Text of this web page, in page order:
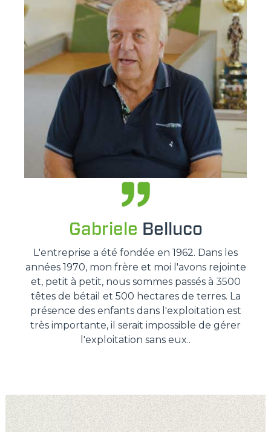
Gabriele Belluco
L'entreprise a été fondée en 1962. Dans les
années 1970, mon frère et moi l'avons rejointe
et, petit à petit, nous sommes passés à 3500
têtes de bétail et 500 hectares de terres. La
présence des enfants dans l'exploitation est
très importante, il serait impossible de gérer
l'exploitation sans eux..